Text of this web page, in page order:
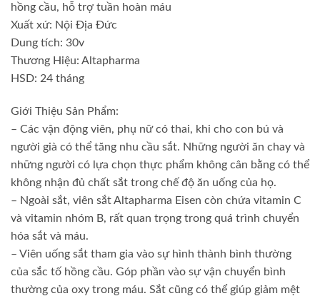
hồng cầu, hỗ trợ tuần hoàn máu
Xuất xứ: Nội Địa Đức
Dung tích: 30v
Thương Hiệu: Altapharma
HSD: 24 tháng
Giới Thiệu Sản Phẩm:
– Các vận động viên, phụ nữ có thai, khi cho con bú và
người già có thể tăng nhu cầu sắt. Những người ăn chay và
những người có lựa chọn thực phẩm không cân bằng có thể
không nhận đủ chất sắt trong chế độ ăn uống của họ.
– Ngoài sắt, viên sắt Altapharma Eisen còn chứa vitamin C
và vitamin nhóm B, rất quan trọng trong quá trình chuyển
hóa sắt và máu.
– Viên uống sắt tham gia vào sự hình thành bình thường
của sắc tố hồng cầu. Góp phần vào sự vận chuyển bình
thường của oxy trong máu. Sắt cũng có thể giúp giảm mệt